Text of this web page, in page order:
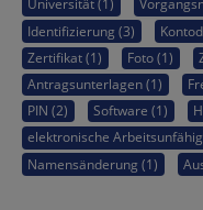
Universität (1)
Identifizierung (3)
Zertifikat (1)
Foto (1)
Antragsunterlagen (1)
PIN (2)
Software (1)
elektronische
Namensänderung (1)